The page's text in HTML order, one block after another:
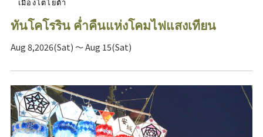
ทันโคโรริน ค่ำคืนแห่งโคมไฟแสงเทียน
Aug 8,2026(Sat) ～ Aug 15(Sat)